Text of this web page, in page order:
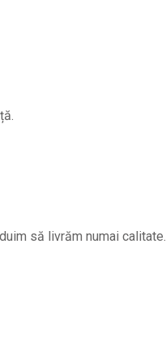
să livrăm numai calitate.